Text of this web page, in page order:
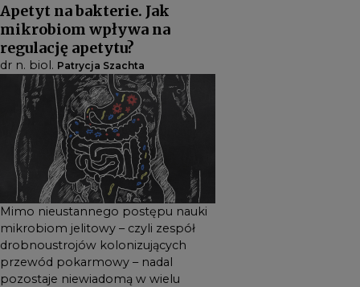
wielu kwestiach.
Specjaliści zajmujący się
badaniem ekosystemu
jelitowego uważają, iż w chwili
obecnej posiedliśmy
zaledwie kilka procent
wiedzy na temat realnego
wpływu mikrobów jelitowych
na procesy zachodzące w
ludzkim ustroju.
Apetyt na bakterie. Jak
mikrobiom wpływa na
regulację apetytu?
dr n. biol. Patrycja Szachta
Mimo nieustannego postępu nauki
mikrobiom jelitowy – czyli zespół
drobnoustrojów kolonizujących
przewód pokarmowy – nadal
pozostaje niewiadomą w wielu